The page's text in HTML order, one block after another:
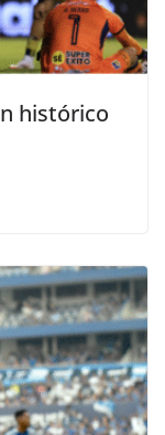
histórico